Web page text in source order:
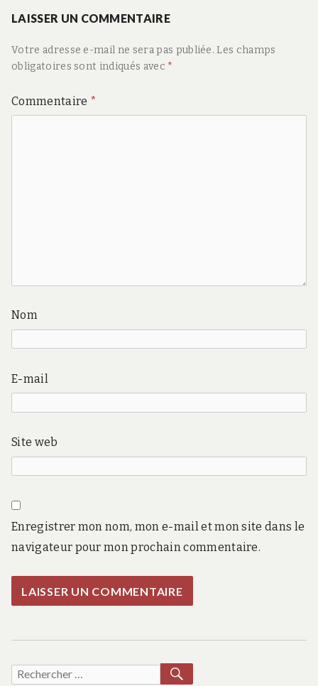
l’article
LAISSER UN COMMENTAIRE
Votre adresse e-mail ne sera pas publiée. Les champs
obligatoires sont indiqués avec *
Commentaire *
Nom
E-mail
Site web
Enregistrer mon nom, mon e-mail et mon site dans le
navigateur pour mon prochain commentaire.
Recherche